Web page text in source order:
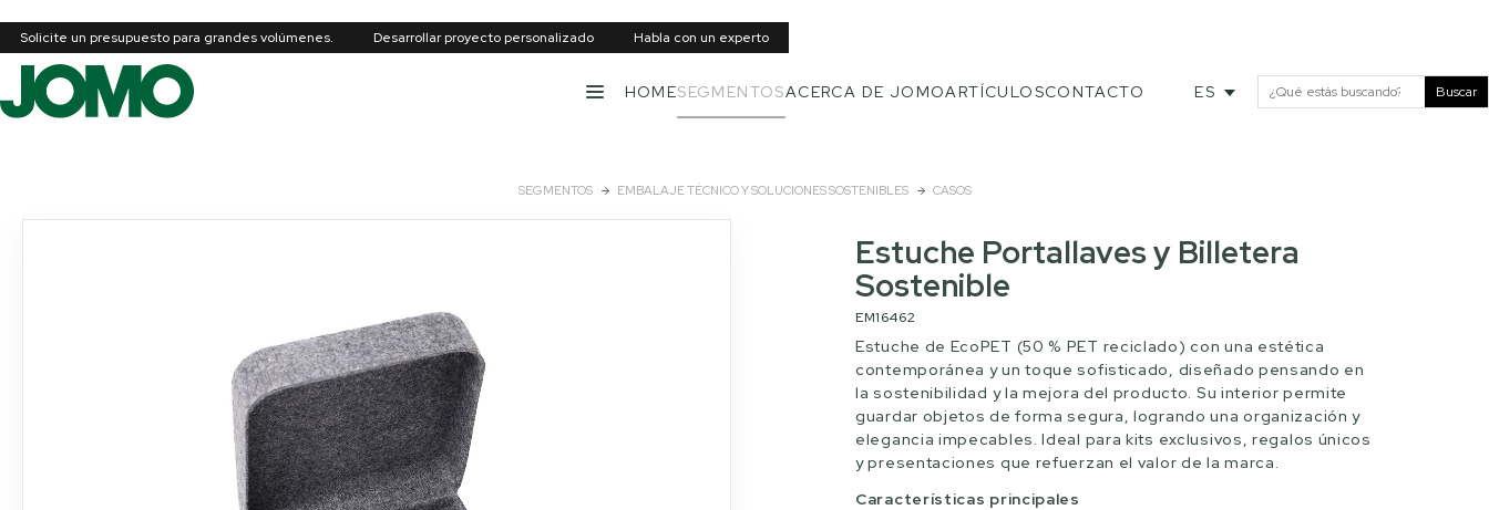
Solicite un presupuesto para grandes volúmenes. Desarrollar proyecto personalizado Habla con un experto
MENÚHOMESEGMENTOSACERCA DE JOMOARTÍCULOSCONTACTO ES Buscar
SEGMENTOS EMBALAJE TÉCNICO Y SOLUCIONES SOSTENIBLES CASOS
Estuche Portallaves y Billetera
Sostenible
EM16462
Estuche de EcoPET (50 % PET reciclado) con una estética
contemporánea y un toque sofisticado, diseñado pensando en
la sostenibilidad y la mejora del producto. Su interior permite
guardar objetos de forma segura, logrando una organización y
elegancia impecables. Ideal para kits exclusivos, regalos únicos
y presentaciones que refuerzan el valor de la marca.
Características principales